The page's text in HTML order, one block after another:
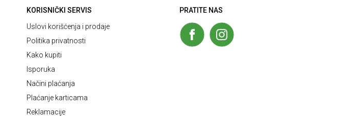
KORISNIČKI SERVIS
Uslovi korišćenja i prodaje
Politika privatnosti
Kako kupiti
Isporuka
Načini plaćanja
Plaćanje karticama
Reklamacije
PRATITE NAS